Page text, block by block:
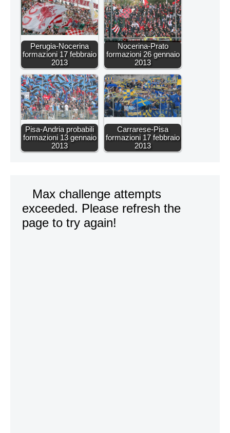
Perugia-Nocerina
formazioni 17 febbraio
2013
Nocerina-Prato
formazioni 26 gennaio
2013
Pisa-Andria probabili
formazioni 13 gennaio
2013
Carrarese-Pisa
formazioni 17 febbraio
2013